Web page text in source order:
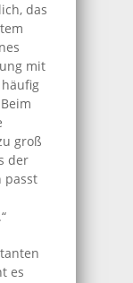
das
mit
groß
der
passt
es